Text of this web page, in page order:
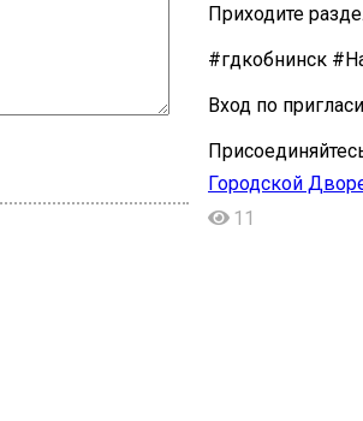
Приходите
#гдкобнинск
Вход по
Городской
11